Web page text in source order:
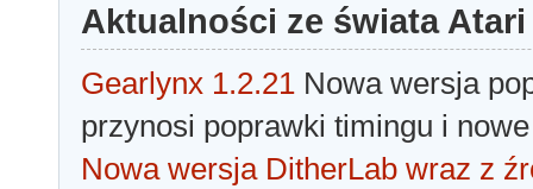
Aktualności ze świata Atari
Gearlynx 1.2.21 Nowa wersja
przynosi poprawki timingu i
Nowa wersja DitherLab wraz z